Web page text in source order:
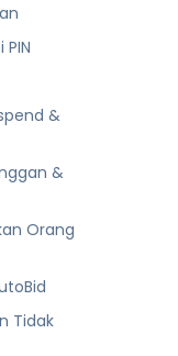
&
&
Orang
Tidak